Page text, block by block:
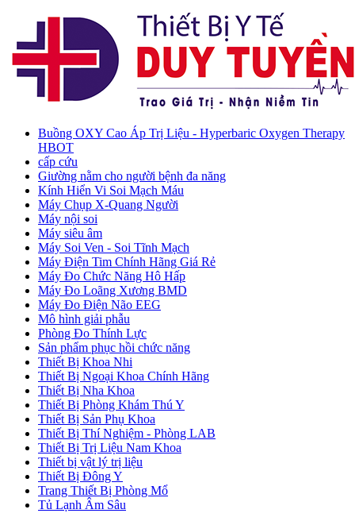
Buồng OXY Cao Áp Trị Liệu - Hyperbaric Oxygen Therapy
HBOT
cấp cứu
Giường nằm cho người bệnh đa năng
Kính Hiển Vi Soi Mạch Máu
Máy Chụp X-Quang Người
Máy nội soi
Máy siêu âm
Máy Soi Ven - Soi Tĩnh Mạch
Máy Điện Tim Chính Hãng Giá Rẻ
Máy Đo Chức Năng Hô Hấp
Máy Đo Loãng Xương BMD
Máy Đo Điện Não EEG
Mô hình giải phẫu
Phòng Đo Thính Lực
Sản phẩm phục hồi chức năng
Thiết Bị Khoa Nhi
Thiết Bị Ngoại Khoa Chính Hãng
Thiết Bị Nha Khoa
Thiết Bị Phòng Khám Thú Y
Thiết Bị Sản Phụ Khoa
Thiết Bị Thí Nghiệm - Phòng LAB
Thiết Bị Trị Liệu Nam Khoa
Thiết bị vật lý trị liệu
Thiết Bị Đông Y
Trang Thiết Bị Phòng Mổ
Tủ Lạnh Âm Sâu